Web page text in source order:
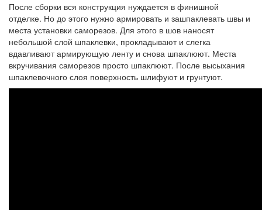
После сборки вся конструкция нуждается в финишной
отделке. Но до этого нужно армировать и зашпаклевать швы и
места установки саморезов. Для этого в шов наносят
небольшой слой шпаклевки, прокладывают и слегка
вдавливают армирующую ленту и снова шпаклюют. Места
вкручивания саморезов просто шпаклюют. После высыхания
шпаклевочного слоя поверхность шлифуют и грунтуют.